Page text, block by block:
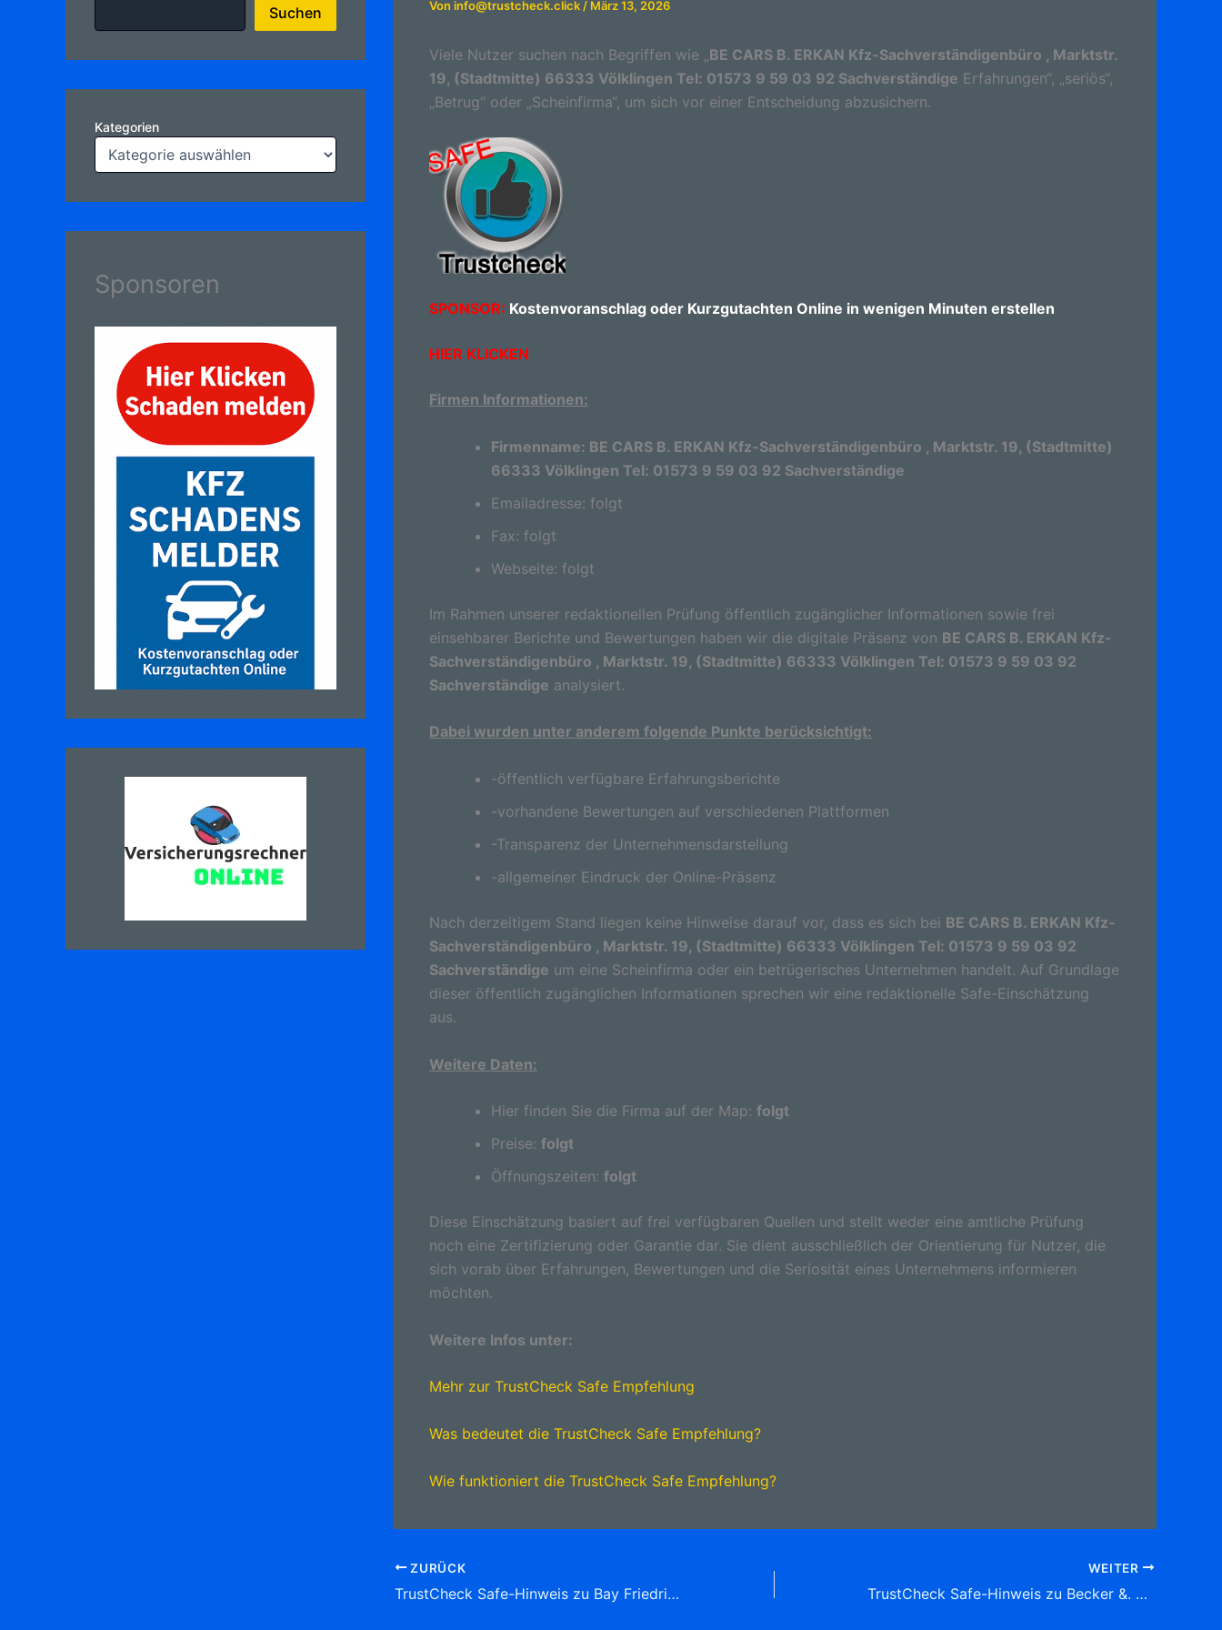
Suchen
Kategorien
Sponsoren
Von info@trustcheck.click / März 13, 2026
Viele Nutzer suchen nach Begriffen wie „BE CARS B. ERKAN Kfz-Sachverständigenbüro , Marktstr.
19, (Stadtmitte) 66333 Völklingen Tel: 01573 9 59 03 92 Sachverständige Erfahrungen“, „seriös“,
„Betrug“ oder „Scheinfirma“, um sich vor einer Entscheidung abzusichern.
SPONSOR: Kostenvoranschlag oder Kurzgutachten Online in wenigen Minuten erstellen
HIER KLICKEN
Firmen Informationen:
Firmenname: BE CARS B. ERKAN Kfz-Sachverständigenbüro , Marktstr. 19, (Stadtmitte)
66333 Völklingen Tel: 01573 9 59 03 92 Sachverständige
Emailadresse: folgt
Fax: folgt
Webseite: folgt
Im Rahmen unserer redaktionellen Prüfung öffentlich zugänglicher Informationen sowie frei
einsehbarer Berichte und Bewertungen haben wir die digitale Präsenz von BE CARS B. ERKAN Kfz-
Sachverständigenbüro , Marktstr. 19, (Stadtmitte) 66333 Völklingen Tel: 01573 9 59 03 92
Sachverständige analysiert.
Dabei wurden unter anderem folgende Punkte berücksichtigt:
-öffentlich verfügbare Erfahrungsberichte
-vorhandene Bewertungen auf verschiedenen Plattformen
-Transparenz der Unternehmensdarstellung
-allgemeiner Eindruck der Online-Präsenz
Nach derzeitigem Stand liegen keine Hinweise darauf vor, dass es sich bei BE CARS B. ERKAN Kfz-
Sachverständigenbüro , Marktstr. 19, (Stadtmitte) 66333 Völklingen Tel: 01573 9 59 03 92
Sachverständige um eine Scheinfirma oder ein betrügerisches Unternehmen handelt. Auf Grundlage
dieser öffentlich zugänglichen Informationen sprechen wir eine redaktionelle Safe-Einschätzung
aus.
Weitere Daten:
Hier finden Sie die Firma auf der Map: folgt
Preise: folgt
Öffnungszeiten: folgt
Diese Einschätzung basiert auf frei verfügbaren Quellen und stellt weder eine amtliche Prüfung
noch eine Zertifizierung oder Garantie dar. Sie dient ausschließlich der Orientierung für Nutzer, die
sich vorab über Erfahrungen, Bewertungen und die Seriosität eines Unternehmens informieren
möchten.
Weitere Infos unter:
Mehr zur TrustCheck Safe Empfehlung
Was bedeutet die TrustCheck Safe Empfehlung?
Wie funktioniert die TrustCheck Safe Empfehlung?
ZURÜCK
TrustCheck Safe-Hinweis zu Bay Friedrich Eugen Dipl.-Ing. Kfz-Sachverstädiger , Am Lerchenberg 42, 72622 Nürtingen Tel: 07022 3 15 33 Sachverständige
WEITER
TrustCheck Safe-Hinweis zu Becker &. Kollegen UG (haftungsbeschränkt) & Co. KG KFZ-Sachverständigenbüro , Saargemünder Str. 68A, (Güdingen) 66130 Saarbrücken Tel: 0681 87 20 01 Sachverständige